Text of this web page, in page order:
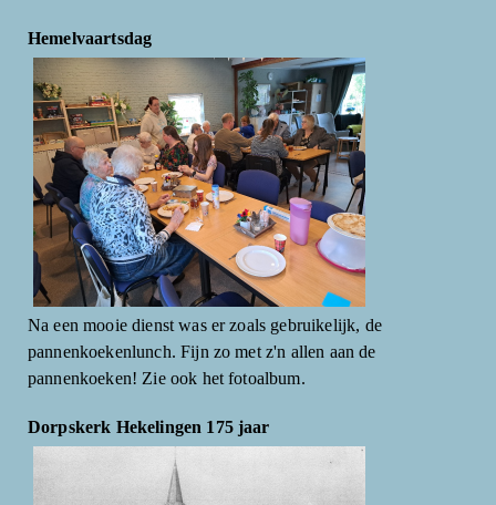
Hemelvaartsdag
Na een mooie dienst was er zoals gebruikelijk, de
pannenkoekenlunch. Fijn zo met z'n allen aan de
pannenkoeken! Zie ook het fotoalbum.
Dorpskerk Hekelingen 175 jaar